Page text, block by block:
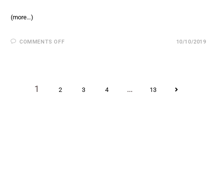
(more…)
COMMENTS OFF 10/10/2019
1 2 3 4 … 13